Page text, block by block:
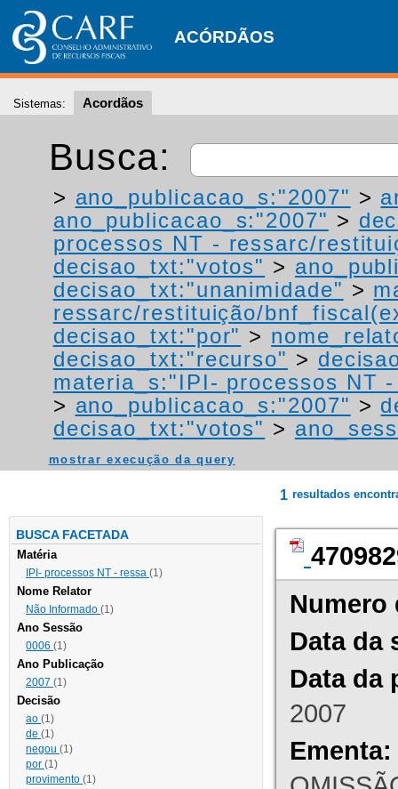
ACÓRDÃOS
Sistemas: Acordãos
Busca:
> ano_publicacao_s:"2007" >
ano_publicacao_s:"2007" >
processos NT - ressarc/
decisao_txt:"votos" >
decisao_txt:"unanimidade" >
ressarc/restituição/
decisao_txt:"por" >
decisao_txt:"recurso" >
materia_s:"IPI- processos NT
> ano_publicacao_s:"2007" >
decisao_txt:"votos" >
mostrar execução da query
BUSCA FACETADA
Matéria
IPI- processos NT - ressa (1)
Nome Relator
Não Informado (1)
Ano Sessão
0006 (1)
Ano Publicação
2007 (1)
Decisão
ao (1)
de (1)
negou (1)
por (1)
provimento (1)
1 resultados
Numero
Data da
Data da
2007
Ementa: